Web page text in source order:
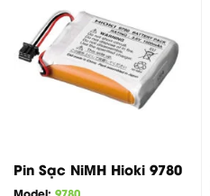
Pin Sạc NiMH Hioki 9780
Model: 9780